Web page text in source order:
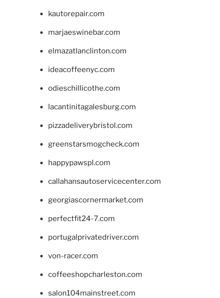
kautorepair.com
marjaeswinebar.com
elmazatlanclinton.com
ideacoffeenyc.com
odieschillicothe.com
lacantinitagalesburg.com
pizzadeliverybristol.com
greenstarsmogcheck.com
happypawspl.com
callahansautoservicecenter.com
georgiascornermarket.com
perfectfit24-7.com
portugalprivatedriver.com
von-racer.com
coffeeshopcharleston.com
salon104mainstreet.com